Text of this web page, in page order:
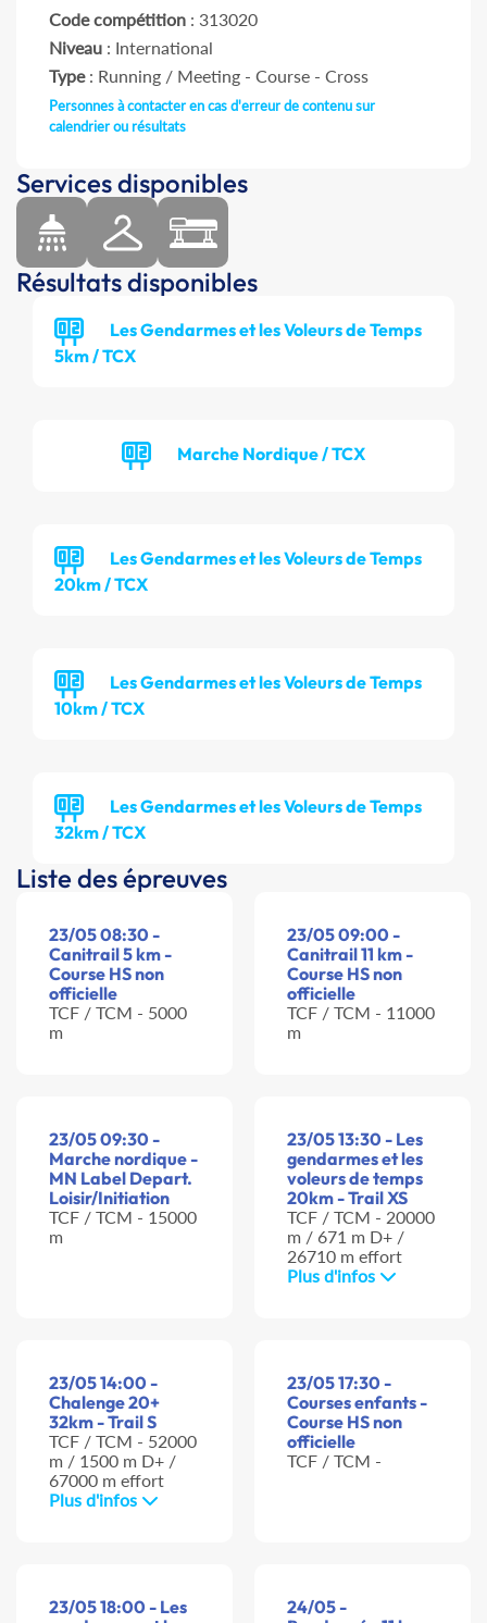
Code compétition : 313020
Niveau : International
Type: Running / Meeting - Course - Cross
Personnes à contacter en cas d'erreur de contenu sur
calendrier ou résultats
Services disponibles
Résultats disponibles
Les Gendarmes et les Voleurs de Temps
5km / TCX
Marche Nordique / TCX
Les Gendarmes et les Voleurs de Temps
20km / TCX
Les Gendarmes et les Voleurs de Temps
10km / TCX
Les Gendarmes et les Voleurs de Temps
32km / TCX
Liste des épreuves
23/05 08:30 -
Canitrail 5 km -
Course HS non
officielle
TCF / TCM - 5000
m
23/05 09:00 -
Canitrail 11 km -
Course HS non
officielle
TCF / TCM - 11000
m
23/05 09:30 -
Marche nordique -
MN Label Depart.
Loisir/Initiation
TCF / TCM - 15000
m
23/05 13:30 - Les
gendarmes et les
voleurs de temps
20km - Trail XS
TCF / TCM - 20000
m / 671 m D+ /
26710 m effort
Plus d'infos
23/05 14:00 -
Chalenge 20+
32km - Trail S
TCF / TCM - 52000
m / 1500 m D+ /
67000 m effort
Plus d'infos
23/05 17:30 -
Courses enfants -
Course HS non
officielle
TCF / TCM -
23/05 18:00 - Les
24/05 -